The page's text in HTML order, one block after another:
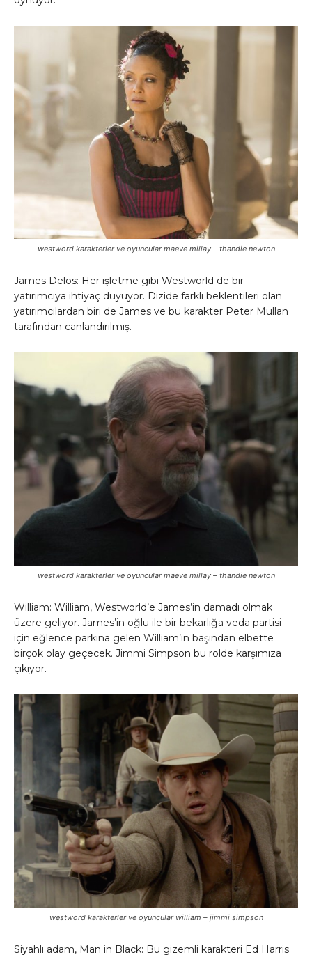
westword karakterler ve oyuncular maeve millay – thandie newton
James Delos: Her işletme gibi Westworld de bir
yatırımcıya ihtiyaç duyuyor. Dizide farklı beklentileri olan
yatırımcılardan biri de James ve bu karakter Peter Mullan
tarafından canlandırılmış.
westword karakterler ve oyuncular maeve millay – thandie newton
William: William, Westworld’e James’in damadı olmak
üzere geliyor. James’in oğlu ile bir bekarlığa veda partisi
için eğlence parkına gelen William’ın başından elbette
birçok olay geçecek. Jimmi Simpson bu rolde karşımıza
çıkıyor.
westword karakterler ve oyuncular william – jimmi simpson
Siyahlı adam, Man in Black: Bu gizemli karakteri Ed Harris